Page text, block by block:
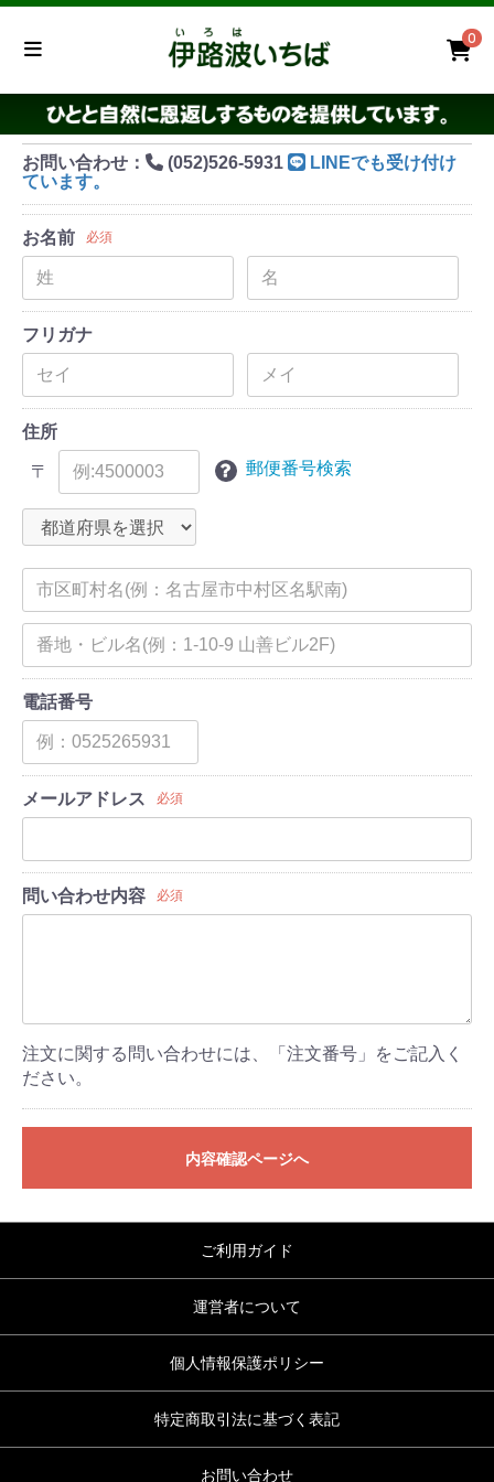
0
お問い合わせ： (052)526-5931
LINEでも受け付け
ています。
お名前 必須
フリガナ
住所
〒 郵便番号検索
電話番号
メールアドレス 必須
問い合わせ内容 必須
注文に関する問い合わせには、「注文番号」をご記入く
ださい。
内容確認ページへ
ご利用ガイド
運営者について
個人情報保護ポリシー
特定商取引法に基づく表記
お問い合わせ